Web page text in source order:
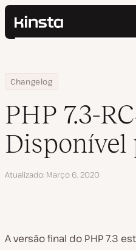
Kinsta®
Preços
Contato
Pesquisar
Home
Changelog
PHP 7.3-RC4 Já Está Disponível
PHP 7.3-
Disponível
Atualizado Março 6, 2020
A versão final do PHP 7.3